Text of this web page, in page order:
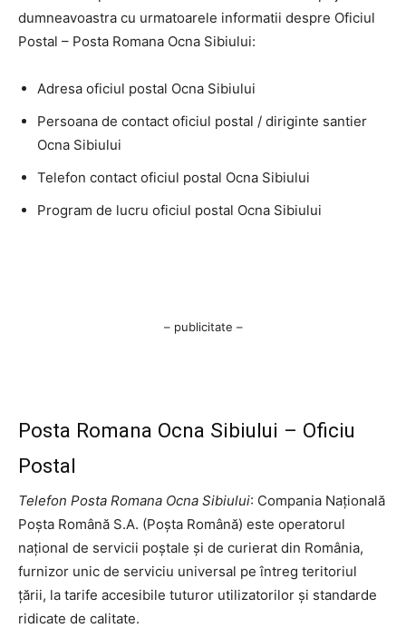
dumneavoastra cu urmatoarele informatii despre Oficiul
Postal – Posta Romana Ocna Sibiului:
Adresa oficiul postal Ocna Sibiului
Persoana de contact oficiul postal / diriginte santier
Ocna Sibiului
Telefon contact oficiul postal Ocna Sibiului
Program de lucru oficiul postal Ocna Sibiului
– publicitate –
Posta Romana Ocna Sibiului – Oficiu
Postal
Telefon Posta Romana Ocna Sibiului: Compania Națională
Poșta Română S.A. (Poșta Română) este operatorul
național de servicii poștale și de curierat din România,
furnizor unic de serviciu universal pe întreg teritoriul
țării, la tarife accesibile tuturor utilizatorilor și standarde
ridicate de calitate.